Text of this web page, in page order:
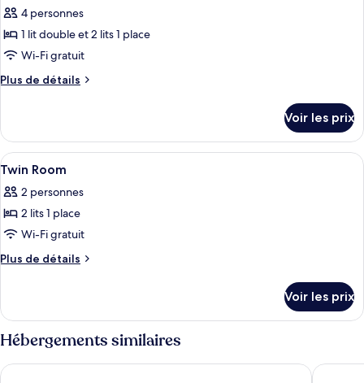
avec
jumeaux
photos
pour
ce
type
de
Chambre
Familiale
4 personnes
1 lit double et 2 lits 1 place
Wi-Fi gratuit
Plus de détails
Plus
le
type
de
Chambre
Familiale
Voir les prix
Afficher
toutes
les
photos
pour
ce
chambre :
Twin
Room
Une chambre d’hôtel avec deux
5
Twin Room
2 personnes
2 lits 1 place
Wi-Fi gratuit
Plus de détails
Plus
le
type
de
chambre
Twin
Voir les prix
Hébergements similaires
L'auberge le prieuré des gourmands Best